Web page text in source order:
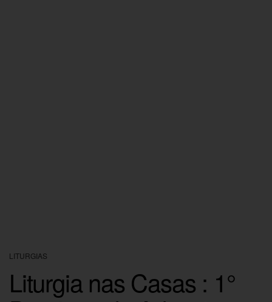
LITURGIAS
Liturgia nas Casas : 1°